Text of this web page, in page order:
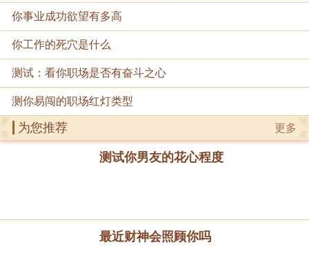
你事业成功欲望有多高
你工作的死穴是什么
测试：看你职场是否有奋斗之心
测你易闯的职场红灯类型
更多
为您推荐
测试你男友的花心程度
最近财神会照顾你吗